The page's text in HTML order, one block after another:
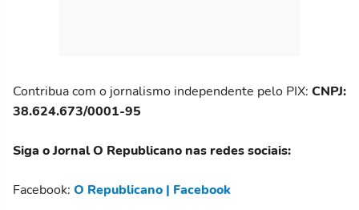
Contribua com o jornalismo independente pelo PIX: CNPJ:
38.624.673/0001-95
Siga o Jornal O Republicano nas redes sociais:
Facebook: O Republicano | Facebook